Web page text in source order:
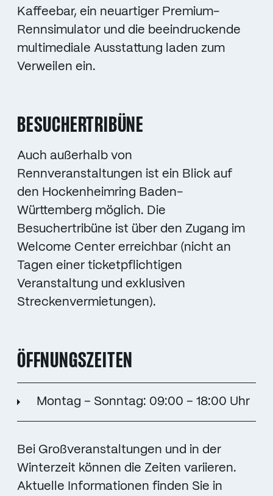
Kaffeebar, ein neuartiger Premium-
Rennsimulator und die beeindruckende
multimediale Ausstattung laden zum
Verweilen ein.
BESUCHERTRIBÜNE
Auch außerhalb von
Rennveranstaltungen ist ein Blick auf
den Hockenheimring Baden-
Württemberg möglich. Die
Besuchertribüne ist über den Zugang im
Welcome Center erreichbar (nicht an
Tagen einer ticketpflichtigen
Veranstaltung und exklusiven
Streckenvermietungen).
ÖFFNUNGSZEITEN
Montag – Sonntag: 09:00 – 18:00 Uhr
Bei Großveranstaltungen und in der
Winterzeit können die Zeiten variieren.
Aktuelle Informationen finden Sie in